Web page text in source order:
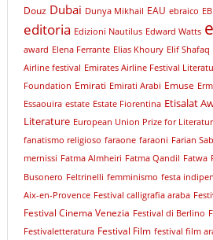
Douz Dubai Dunya Mikhail EAU ebraico
editoria Edizioni Nautilus Edward Watts
award Elena Ferrante Elias Khoury Elif Shafaq
Airline festival Emirates Airline Festival
Foundation Emirati Emirati Arabi Emuse
Essaouira estate Estate Fiorentina Etisalat
Literature European Union Prize for
fanatismo religioso faraone faraoni Farian
mernissi Fatma Almheiri Fatma Qandil Fatwa
Busonero Feltrinelli femminismo festa
Aix-en-Provence Festival calligrafia araba
Festival Cinema Venezia Festival di Berlino
Festivaletteratura Festival Film festival film